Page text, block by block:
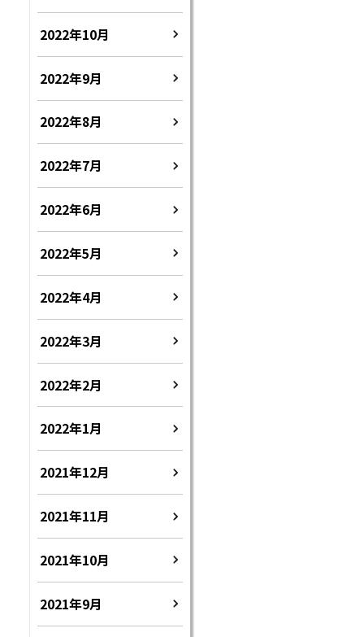
2022年10月
2022年9月
2022年8月
2022年7月
2022年6月
2022年5月
2022年4月
2022年3月
2022年2月
2022年1月
2021年12月
2021年11月
2021年10月
2021年9月